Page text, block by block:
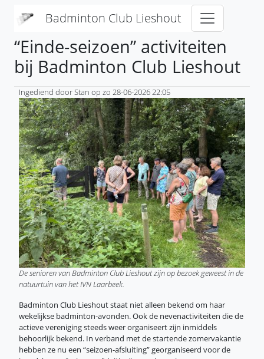
Badminton Club Lieshout
“Einde-seizoen” activiteiten
bij Badminton Club Lieshout
Ingediend doorStan op zo 28-06-2026 22:05
De senioren van Badminton Club Lieshout zijn op bezoek geweest in de
natuurtuin van het IVN Laarbeek.
Badminton Club Lieshout staat niet alleen bekend om haar
wekelijkse badminton-avonden. Ook de nevenactiviteiten die de
actieve vereniging steeds weer organiseert zijn inmiddels
behoorlijk bekend. In verband met de startende zomervakantie
hebben ze nu een “seizoen-afsluiting” georganiseerd voor de